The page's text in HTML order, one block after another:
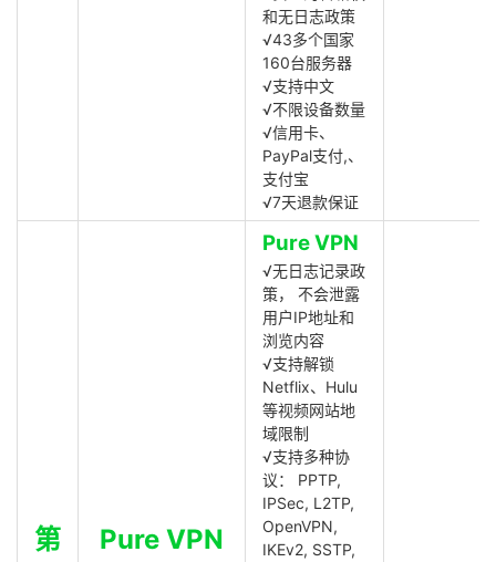
和无日志政策
√43多个国家
160台服务器
√支持中文
√不限设备数量
√信用卡、
PayPal支付,、
支付宝
√7天退款保证
第
Pure VPN
Pure VPN
√无日志记录政
策， 不会泄露
用户IP地址和
浏览内容
√支持解锁
Netflix、Hulu
等视频网站地
域限制
√支持多种协
议： PPTP,
IPSec, L2TP,
OpenVPN,
IKEv2, SSTP,